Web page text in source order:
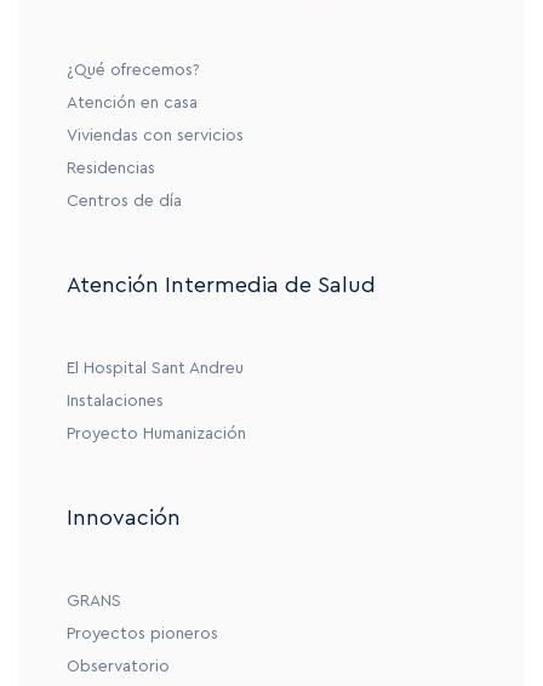
¿Qué ofrecemos?
Atención en casa
Viviendas con servicios
Residencias
Centros de día
Atención Intermedia de Salud
El Hospital Sant Andreu
Instalaciones
Proyecto Humanización
Innovación
GRANS
Proyectos pioneros
Observatorio